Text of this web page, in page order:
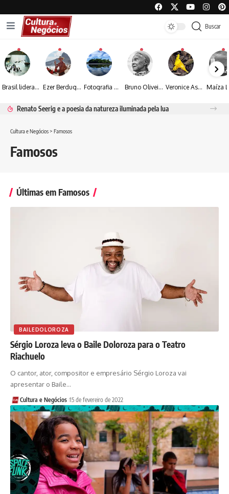
Buscar
Brasil lidera crescimento entre os 15 maiores mercados globais de viagens corporativas Ezer Berdugo transforma experiências multiculturais e memórias em narrativas visuais por meio da fotografia Fotografia de Fátima Carlini transforma paisagens naturais em experiências de contemplação Bruno Oliveira retrata o cotidiano urbano por meio da fotografia em preto e branco Veronice Assini Saes transforma a natureza em fotografias marcadas pela sensibilidade
Renato Seerig e a poesia da natureza iluminada pela lua
Cultura e Negócios> Famosos
Famosos
Últimas em Famosos
BAILEDOLOROZA
Sérgio Loroza leva o Baile Doloroza para o Teatro
Riachuelo
O cantor, ator, compositor e empresário Sérgio Loroza vai
apresentar o Baile…
Cultura e Negócios 15 de fevereiro de 2022